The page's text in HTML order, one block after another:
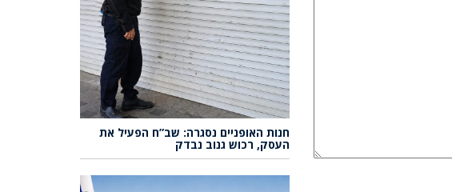
חנות האופניים נסגרה: שב”ח הפעיל את
העסק, רכוש גנוב נבדק